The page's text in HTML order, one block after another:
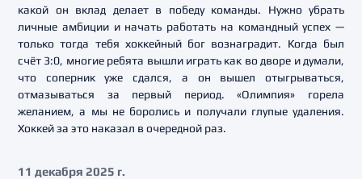
какой он вклад делает в победу команды. Нужно убрать
личные амбиции и начать работать на командный успех —
только тогда тебя хоккейный бог вознаградит. Когда был
счёт 3:0, многие ребята вышли играть как во дворе и думали,
что соперник уже сдался, а он вышел отыгрываться,
отмазываться за первый период. «Олимпия» горела
желанием, а мы не боролись и получали глупые удаления.
Хоккей за это наказал в очередной раз.
11 декабря 2025 г.